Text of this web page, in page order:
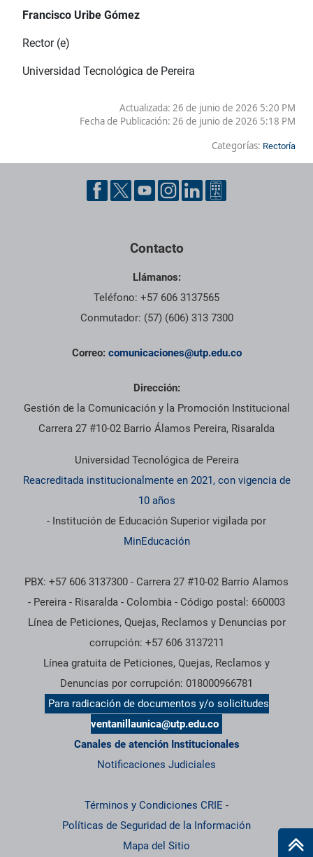
Francisco Uribe Gómez
Rector (e)
Universidad Tecnológica de Pereira
Actualizada: 26 de junio de 2026 5:20 PM
Fecha de Publicación: 26 de junio de 2026 5:18 PM
Categorías: Rectoría
Contacto
Llámanos:
Teléfono: +57 606 3137565
Conmutador: (57) (606) 313 7300
Correo: comunicaciones@utp.edu.co
Dirección:
Gestión de la Comunicación y la Promoción Institucional
Carrera 27 #10-02 Barrio Álamos Pereira, Risaralda
Universidad Tecnológica de Pereira
Reacreditada institucionalmente en 2021, con vigencia de
10 años
- Institución de Educación Superior vigilada por
MinEducación
PBX: +57 606 3137300 - Carrera 27 #10-02 Barrio Alamos
- Pereira - Risaralda - Colombia - Código postal: 660003
Línea de Peticiones, Quejas, Reclamos y Denuncias por
corrupción: +57 606 3137211
Línea gratuita de Peticiones, Quejas, Reclamos y
Denuncias por corrupción: 018000966781
Para radicación de documentos y/o solicitudes
ventanillaunica@utp.edu.co
Canales de atención Institucionales
Notificaciones Judiciales
Términos y Condiciones CRIE -
Políticas de Seguridad de la Información
Mapa del Sitio